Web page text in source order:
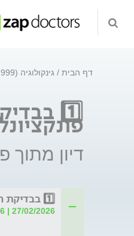
דף הבית גינקולוגיה (1999)
1️⃣
דיון מתוך
1️⃣ בבדיקת האולטרסאונד הודגמה ציסטה פונקציונלית. מדוע
27/02/2026 | 18:46 | מאת: דנה